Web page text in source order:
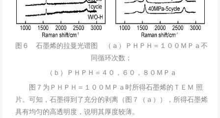
图６ 石墨烯的拉曼光谱图 （ａ）ＰＨＰＨ＝１００ＭＰａ不
同循环次数；
（ｂ）ＰＨＰＨ＝４０，６０，８０ＭＰａ
图７为ＰＨＰＨ＝１００ＭＰａ时所得石墨烯的ＴＥＭ 照
片。可知，石墨得到了充分的剥离（图７（ａ）），所得石墨烯
具有均匀的高透明度，说明其厚度较薄。